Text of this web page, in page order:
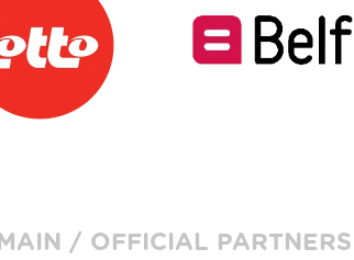
MAIN / OFFICIAL PARTNERS